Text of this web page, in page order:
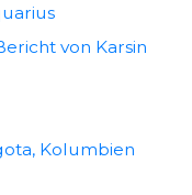
von Karsin
Kolumbien